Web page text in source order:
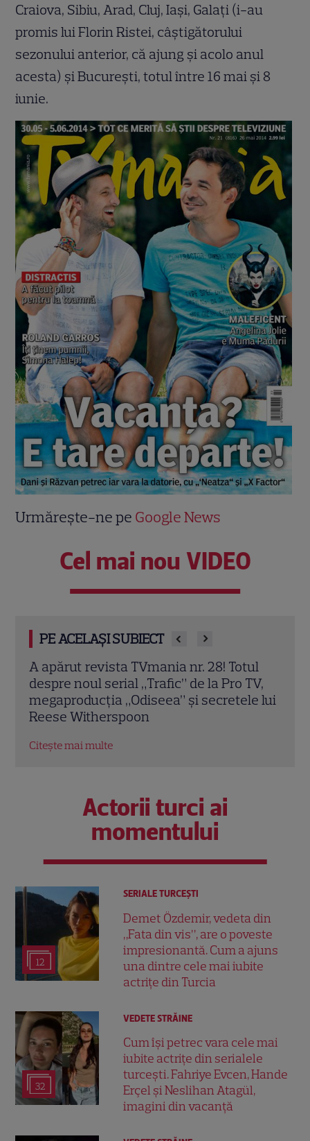
Craiova, Sibiu, Arad, Cluj, Iaşi, Galaţi (i-au
promis lui Florin Ristei, câştigătorului
sezonului anterior, că ajung şi acolo anul
acesta) şi Bucureşti, totul între 16 mai şi 8
iunie.
Urmărește-ne pe Google News
Cel mai nou VIDEO
PE ACELAȘI SUBIECT
A apărut noul număr TVmania! Florin
Răducioiu aduce magia Mondialului pe
coperta noii ediții
Actorii turci ai
momentului
12
SERIALE TURCEŞTI
Demet Özdemir, vedeta din
„Fata din vis”, are o poveste
impresionantă. Cum a ajuns
una dintre cele mai iubite
actrițe din Turcia
32
VEDETE STRĂINE
Cum își petrec vara cele mai
iubite actrițe din serialele
turcești. Fahriye Evcen, Hande
Erçel și Neslihan Atagül,
imagini din vacanță